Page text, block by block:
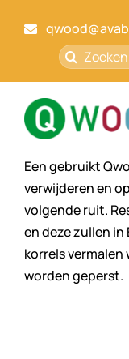
naar
Zoeken
Home
Qwood
Markt
Een gebruikt
verwijderen en
volgende ruit.
en deze zullen
korrels
worden geperst.